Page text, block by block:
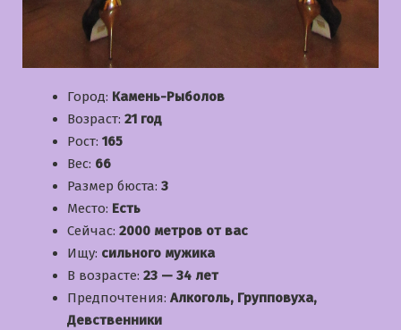
Город: Камень-Рыболов
Возраст: 21 год
Рост: 165
Вес: 66
Размер бюста: 3
Место: Есть
Сейчас: 2000 метров от вас
Ищу: сильного мужика
В возрасте: 23 — 34 лет
Предпочтения: Алкоголь, Групповуха,
Девственники